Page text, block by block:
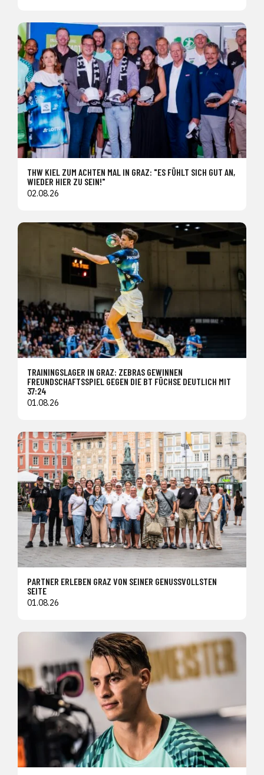
THW KIEL ZUM ACHTEN MAL IN GRAZ: "ES FÜHLT SICH GUT AN,
WIEDER HIER ZU SEIN!"
02.08.26
TRAININGSLAGER IN GRAZ: ZEBRAS GEWINNEN
FREUNDSCHAFTSSPIEL GEGEN DIE BT FÜCHSE DEUTLICH MIT
37:24
01.08.26
PARTNER ERLEBEN GRAZ VON SEINER GENUSSVOLLSTEN
SEITE
01.08.26